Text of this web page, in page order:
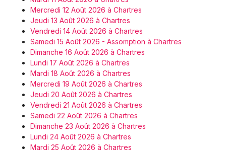
Mercredi 12 Août 2026 à Chartres
Jeudi 13 Août 2026 à Chartres
Vendredi 14 Août 2026 à Chartres
Samedi 15 Août 2026 - Assomption à Chartres
Dimanche 16 Août 2026 à Chartres
Lundi 17 Août 2026 à Chartres
Mardi 18 Août 2026 à Chartres
Mercredi 19 Août 2026 à Chartres
Jeudi 20 Août 2026 à Chartres
Vendredi 21 Août 2026 à Chartres
Samedi 22 Août 2026 à Chartres
Dimanche 23 Août 2026 à Chartres
Lundi 24 Août 2026 à Chartres
Mardi 25 Août 2026 à Chartres